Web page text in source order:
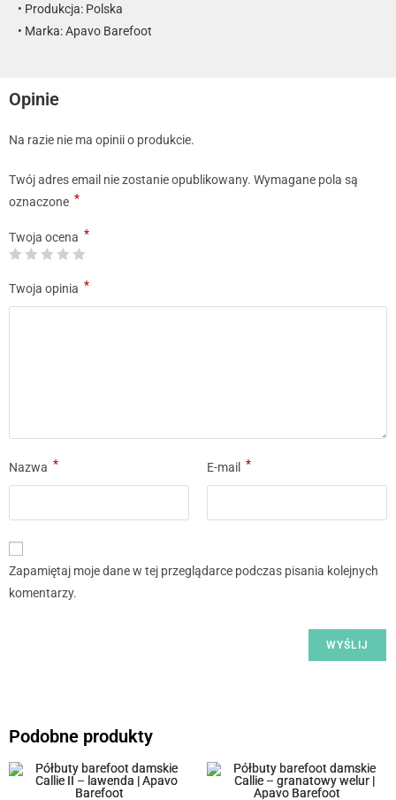
• Produkcja: Polska
• Marka: Apavo Barefoot
Opinie
Na razie nie ma opinii o produkcie.
Twój adres email nie zostanie opublikowany. Wymagane pola są
oznaczone *
Twoja ocena *
Twoja opinia *
Nazwa * E-mail *
Zapamiętaj moje dane w tej przeglądarce podczas pisania kolejnych
komentarzy.
Podobne produkty